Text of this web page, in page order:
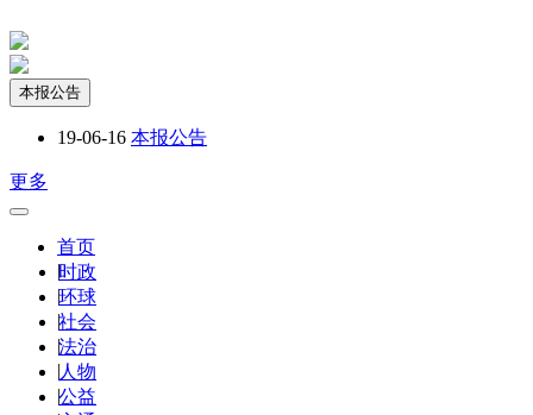
本报公告
19-06-16 本报公告
更多
首页
|时政
|环球
|社会
|法治
|人物
|公益